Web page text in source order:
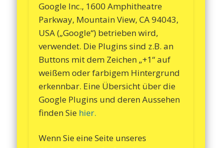
Google Inc., 1600 Amphitheatre
Parkway, Mountain View, CA 94043,
USA („Google“) betrieben wird,
verwendet. Die Plugins sind z.B. an
Buttons mit dem Zeichen „+1“ auf
weißem oder farbigem Hintergrund
erkennbar. Eine Übersicht über die
Google Plugins und deren Aussehen
finden Sie hier.
Wenn Sie eine Seite unseres